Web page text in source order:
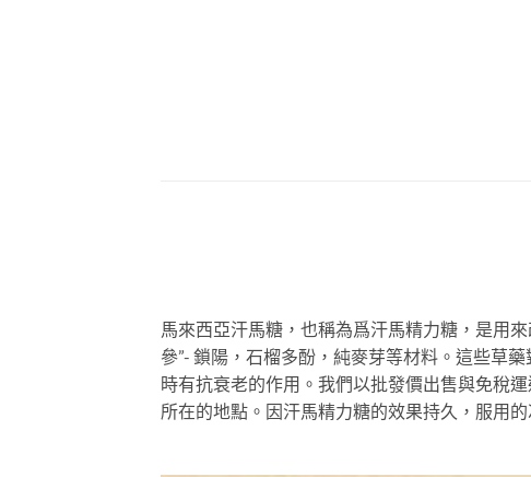
馬來西亞汗馬糖，也稱為爲汗馬精力糖，是用
參”- 鎖陽，石榴多酚，純麥芽等材料。這些草
時有抗衰老的作用。我們以批發價出售與免稅
所在的地點。因汗馬精力糖的效果持久，服用